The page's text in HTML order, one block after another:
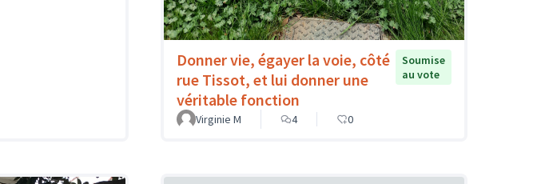
Donner vie, égayer la voie, côté
rue Tissot, et lui donner une
véritable fonction
Soumise
au vote
Virginie M 4 0